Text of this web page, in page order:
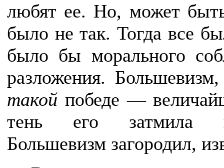
любят ее. Но, может
было не так. Тогда все
было бы морального
разложения.
такой победе —
тень его затмила
Большевизм загородил,